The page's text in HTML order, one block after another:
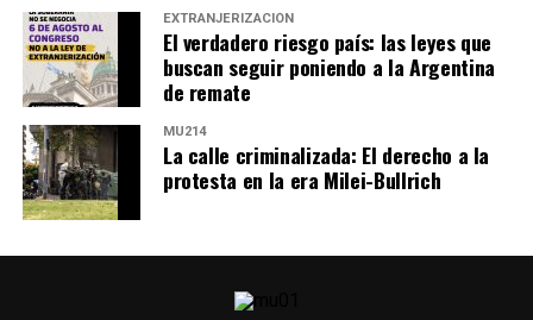
EXTRANJERIZACIÓN
El verdadero riesgo país: las leyes que
buscan seguir poniendo a la Argentina
de remate
MU214
La calle criminalizada: El derecho a la
protesta en la era Milei-Bullrich